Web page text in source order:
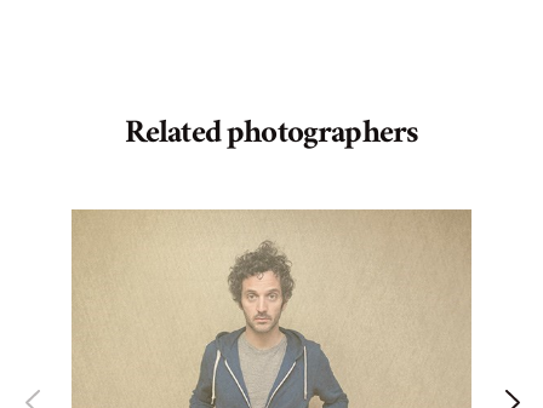
Related photographers